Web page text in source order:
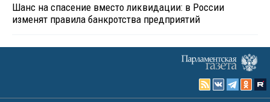
Шанс на спасение вместо ликвидации: в России
изменят правила банкротства предприятий